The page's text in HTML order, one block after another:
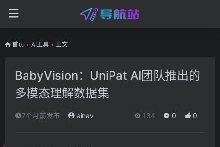
首页 • AI工具 • 正文
BabyVision：UniPat AI团队推出的
多模态理解数据集
7个月前发布 ainav 134 0 0